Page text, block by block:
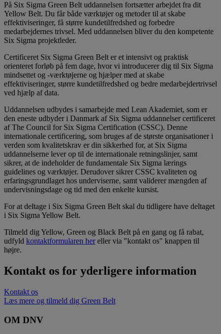
På Six Sigma Green Belt uddannelsen fortsætter arbejdet fra dit
Yellow Belt. Du får både værktøjer og metoder til at skabe
effektiviseringer, få større kundetilfredshed og forbedre
medarbejdernes trivsel. Med uddannelsen bliver du den kompetente
Six Sigma projektleder.
Certificeret Six Sigma Green Belt er et intensivt og praktisk
orienteret forløb på fem dage, hvor vi introducerer dig til Six Sigma
mindsettet og -værktøjerne og hjælper med at skabe
effektiviseringer, større kundetilfredshed og bedre medarbejdertrivsel
ved hjælp af data.
Uddannelsen udbydes i samarbejde med Lean Akademiet, som er
den eneste udbyder i Danmark af Six Sigma uddannelser certificeret
af The Council for Six Sigma Certification (CSSC). Denne
internationale certificering, som bruges af de største organisationer i
verden som kvalitetskrav er din sikkerhed for, at Six Sigma
uddannelserne lever op til de internationale retningslinjer, samt
sikrer, at de indeholder de fundamentale Six Sigma lærings
guidelines og værktøjer. Derudover sikrer CSSC kvaliteten og
erfaringsgrundlaget hos underviserne, samt validerer mængden af
undervisningsdage og tid med den enkelte kursist.
For at deltage i Six Sigma Green Belt skal du tidligere have deltaget
i Six Sigma Yellow Belt.
Tilmeld dig Yellow, Green og Black Belt på en gang og få rabat,
udfyld kontaktformularen hereller via "kontakt os" knappen til
højre.
Kontakt os for yderligere information
Kontakt os
Læs mere og tilmeld dig Green Belt
OM DNV